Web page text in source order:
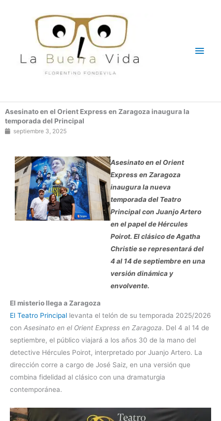
Asesinato en el Orient Express en Zaragoza inaugura la
temporada del Principal
septiembre 3, 2025
Asesinato en el Orient
Express en Zaragoza
inaugura la nueva
temporada del Teatro
Principal con Juanjo Artero
en el papel de Hércules
Poirot. El clásico de Agatha
Christie se representará del
4 al 14 de septiembre en una
versión dinámica y
envolvente.
El misterio llega a Zaragoza
El Teatro Principal levanta el telón de su temporada 2025/2026
con Asesinato en el Orient Express en Zaragoza. Del 4 al 14 de
septiembre, el público viajará a los años 30 de la mano del
detective Hércules Poirot, interpretado por Juanjo Artero. La
dirección corre a cargo de José Saiz, en una versión que
combina fidelidad al clásico con una dramaturgia
contemporánea.